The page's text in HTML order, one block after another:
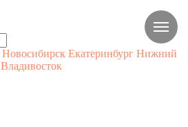
Новосибирск Екатеринбург Нижний
Владивосток